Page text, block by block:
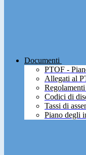
Documenti
PTOF -
Allegati al
Codici di
Tassi di
Piano degli